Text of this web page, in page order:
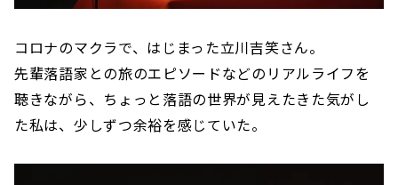
コロナのマクラで、はじまった立川吉笑さん。
先輩落語家との旅のエピソードなどのリアルライフを
聴きながら、ちょっと落語の世界が見えたきた気がし
た私は、少しずつ余裕を感じていた。